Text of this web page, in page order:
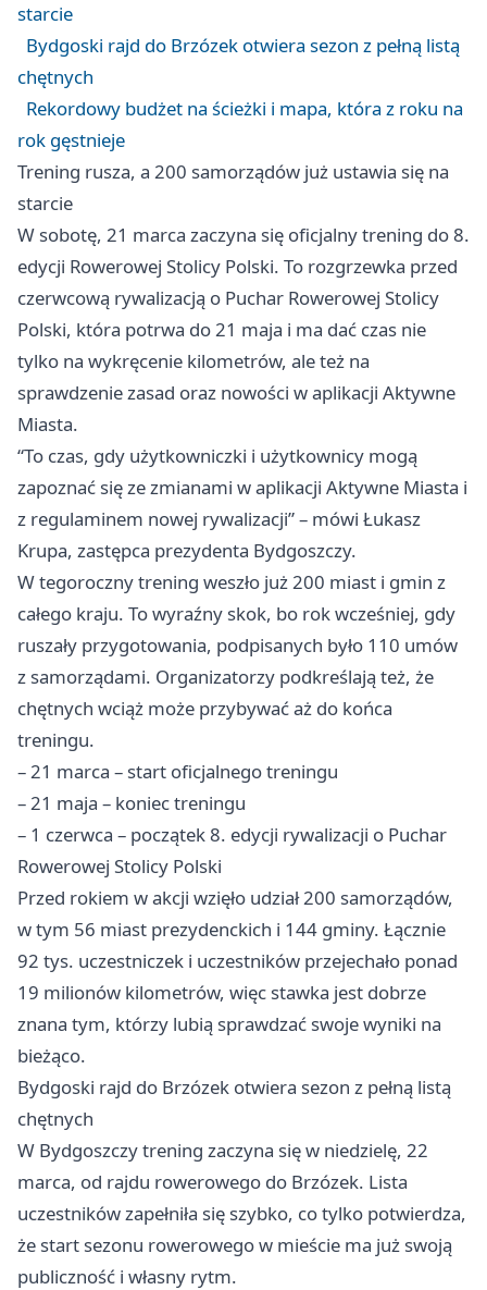
starcie
Bydgoski rajd do Brzózek otwiera sezon z pełną listą
chętnych
Rekordowy budżet na ścieżki i mapa, która z roku na
rok gęstnieje
Trening rusza, a 200 samorządów już ustawia się na
starcie
W sobotę, 21 marca zaczyna się oficjalny trening do 8.
edycji Rowerowej Stolicy Polski. To rozgrzewka przed
czerwcową rywalizacją o Puchar Rowerowej Stolicy
Polski, która potrwa do 21 maja i ma dać czas nie
tylko na wykręcenie kilometrów, ale też na
sprawdzenie zasad oraz nowości w aplikacji Aktywne
Miasta.
“To czas, gdy użytkowniczki i użytkownicy mogą
zapoznać się ze zmianami w aplikacji Aktywne Miasta i
z regulaminem nowej rywalizacji” – mówi Łukasz
Krupa, zastępca prezydenta Bydgoszczy.
W tegoroczny trening weszło już 200 miast i gmin z
całego kraju. To wyraźny skok, bo rok wcześniej, gdy
ruszały przygotowania, podpisanych było 110 umów
z samorządami. Organizatorzy podkreślają też, że
chętnych wciąż może przybywać aż do końca
treningu.
– 21 marca – start oficjalnego treningu
– 21 maja – koniec treningu
– 1 czerwca – początek 8. edycji rywalizacji o Puchar
Rowerowej Stolicy Polski
Przed rokiem w akcji wzięło udział 200 samorządów,
w tym 56 miast prezydenckich i 144 gminy. Łącznie
92 tys. uczestniczek i uczestników przejechało ponad
19 milionów kilometrów, więc stawka jest dobrze
znana tym, którzy lubią sprawdzać swoje wyniki na
bieżąco.
Bydgoski rajd do Brzózek otwiera sezon z pełną listą
chętnych
W Bydgoszczy trening zaczyna się w niedzielę, 22
marca, od rajdu rowerowego do Brzózek. Lista
uczestników zapełniła się szybko, co tylko potwierdza,
że start sezonu rowerowego w mieście ma już swoją
publiczność i własny rytm.